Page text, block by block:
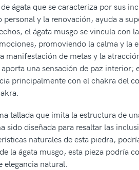
ágata que se caracteriza por sus
y la renovación, ayuda a
el ágata musgo se vincula
promoviendo la calma y la
manifestación de metas y la
una sensación de paz
principalmente con el chakra del
tallada que imita la estructura de
sido diseñada para resaltar las
naturales de esta piedra,
la ágata musgo, esta pieza podría
elegancia natural.